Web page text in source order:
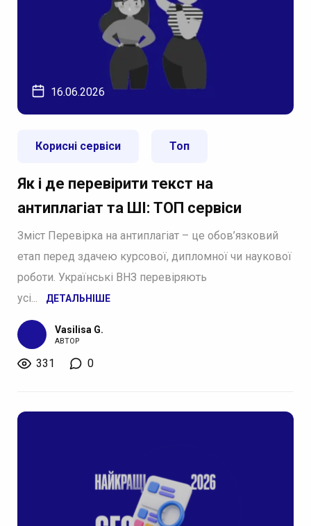
16.06.2026
Корисні сервіси Топ
Як і де перевірити текст на
антиплагіат та ШІ: ТОП сервіси
Зміст Перевірка на антиплагіат – це обов’язковий
етап перед здачею курсової, дипломної чи наукової
роботи. Українські ВНЗ перевіряють
усі...
ДЕТАЛЬНІШЕ
Vasilisa G.
АВТОР
331 0